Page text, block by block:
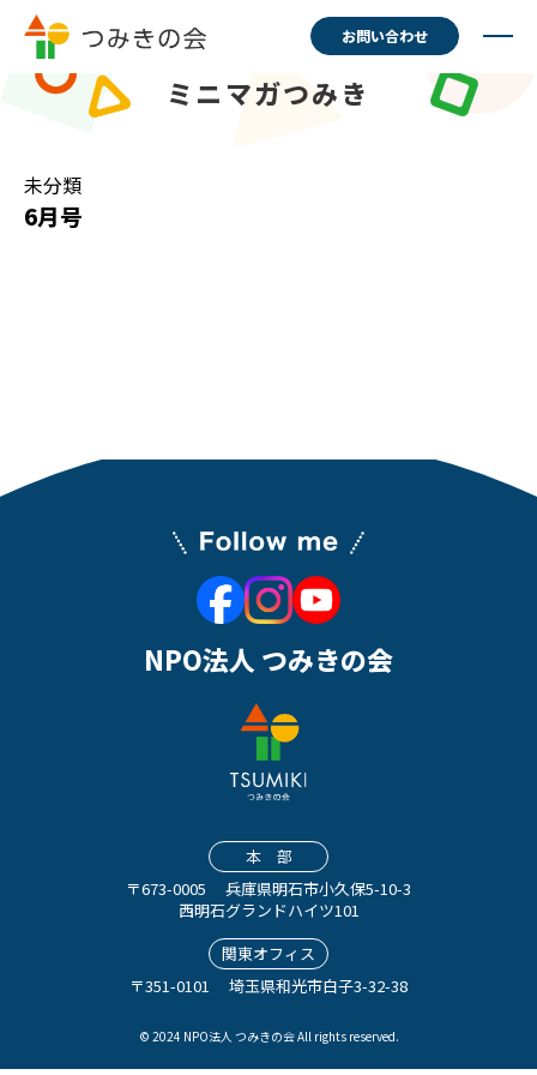
お問い合わせ
ミニマガつみき
未分類
6月号
NPO法人 つみきの会
本 部
〒673-0005
兵庫県明石市小久保5-10-3
西明石グランドハイツ101
関東オフィス
〒351-0101
埼玉県和光市白子3-32-38
© 2024 NPO法人 つみきの会 All rights reserved.